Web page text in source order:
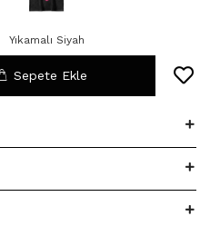
Yıkamalı Siyah
Sepete Ekle